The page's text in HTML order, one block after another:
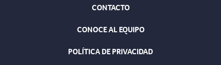
CONTACTO
CONOCE AL EQUIPO
POLÍTICA DE PRIVACIDAD